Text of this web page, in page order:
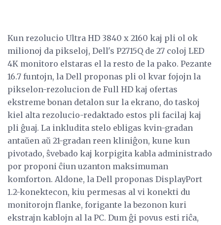
Kun rezolucio Ultra HD 3840 x 2160 kaj pli ol ok
milionoj da pikseloj, Dell's P2715Q de 27 coloj LED
4K monitoro elstaras el la resto de la pako. Pezante
16.7 funtojn, la Dell proponas pli ol kvar fojojn la
pikselon-rezolucion de Full HD kaj ofertas
ekstreme bonan detalon sur la ekrano, do taskoj
kiel alta rezolucio-redaktado estos pli facilaj kaj
pli ĝuaj. La inkludita stelo ebligas kvin-gradan
antaŭen aŭ 21-gradan reen kliniĝon, kune kun
pivotado, ŝvebado kaj korpigita kabla administrado
por proponi ĉiun uzanton maksimuman
komforton. Aldone, la Dell proponas DisplayPort
1.2-konektecon, kiu permesas al vi konekti du
monitorojn flanke, forigante la bezonon kuri
ekstrajn kablojn al la PC. Dum ĝi povus esti riĉa,